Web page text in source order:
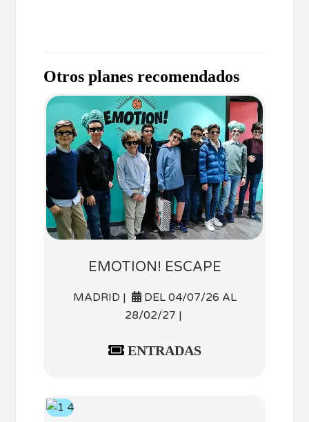
Otros planes recomendados
EMOTION! ESCAPE
MADRID |
DEL 04/07/26 AL
28/02/27 |
ENTRADAS